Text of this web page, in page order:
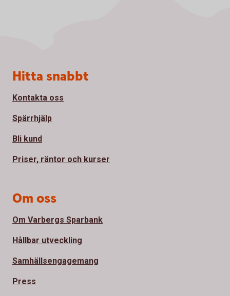
Sidfot
Hitta snabbt
Kontakta oss
Spärrhjälp
Bli kund
Priser, räntor och kurser
Om oss
Om Varbergs Sparbank
Hållbar utveckling
Samhällsengagemang
Press